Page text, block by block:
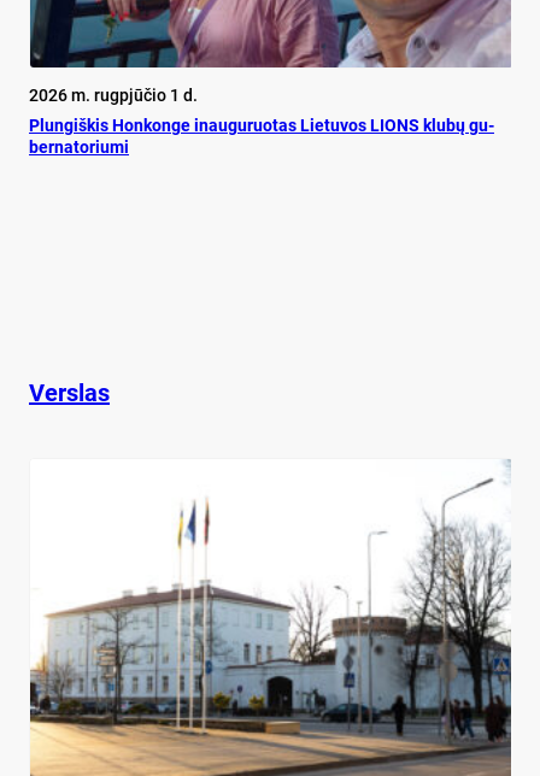
2026 m. rugpjūčio 1 d.
Plun­giš­kis Hon­kon­ge inau­gu­ruo­tas Lie­tu­vos LIONS klu­bų gu­
ber­na­to­riu­mi
Verslas